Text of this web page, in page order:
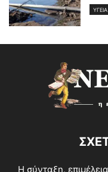
ΥΓΕΙΑ
Η σύνταξη,